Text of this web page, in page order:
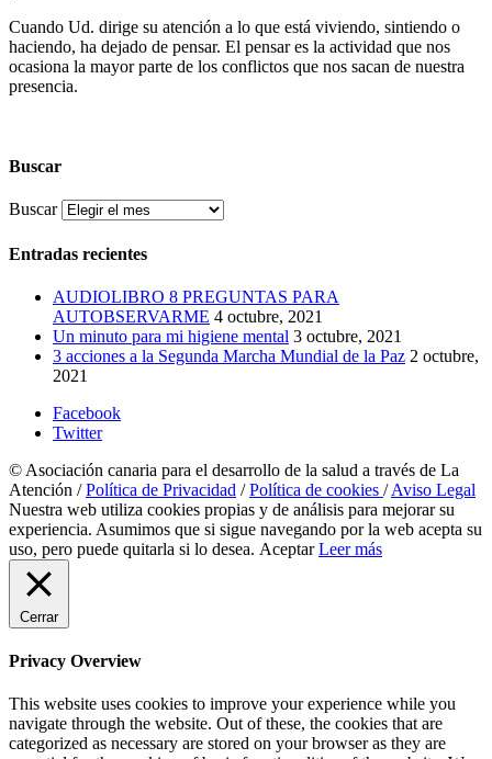
Cuando Ud. dirige su atención a lo que está viviendo, sintiendo o
haciendo, ha dejado de pensar. El pensar es la actividad que nos
ocasiona la mayor parte de los conflictos que nos sacan de nuestra
presencia.
Buscar
Buscar
Entradas recientes
AUDIOLIBRO 8 PREGUNTAS PARA
AUTOBSERVARME 4 octubre, 2021
Un minuto para mi higiene mental 3 octubre, 2021
3 acciones a la Segunda Marcha Mundial de la Paz 2 octubre,
2021
Facebook
Twitter
© Asociación canaria para el desarrollo de la salud a través de La
Atención /Política de Privacidad /Política de cookies /Aviso Legal
Nuestra web utiliza cookies propias y de análisis para mejorar su
experiencia. Asumimos que si sigue navegando por la web acepta su
uso, pero puede quitarla si lo desea. Aceptar Leer más
Cerrar
Privacy Overview
This website uses cookies to improve your experience while you
navigate through the website. Out of these, the cookies that are
categorized as necessary are stored on your browser as they are